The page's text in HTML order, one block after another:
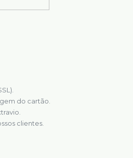
do cartão.
clientes.